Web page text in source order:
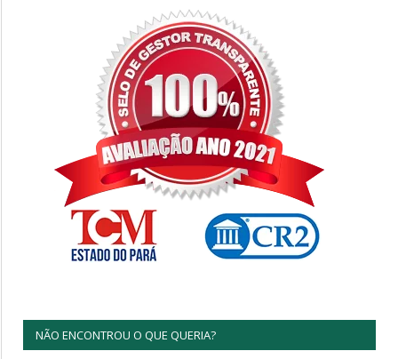
NÃO ENCONTROU O QUE QUERIA?